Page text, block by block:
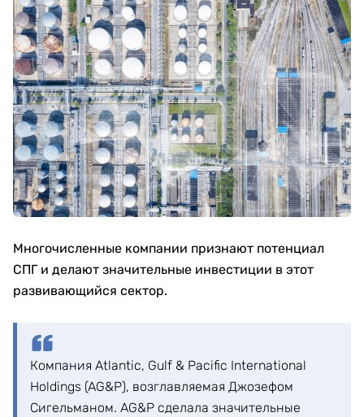
Многочисленные компании признают потенциал
СПГ и делают значительные инвестиции в этот
развивающийся сектор.
Компания Atlantic, Gulf & Pacific International
Holdings (AG&P), возглавляемая Джозефом
Сигельманом. AG&P сделала значительные